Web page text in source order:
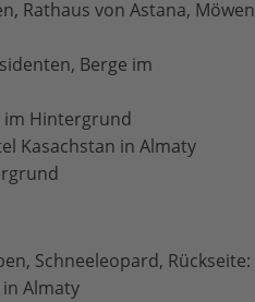
Rathaus von Astana, Möwen
Berge im
im Hintergrund
Kasachstan in Almaty
Schneeleopard, Rückseite:
Almaty